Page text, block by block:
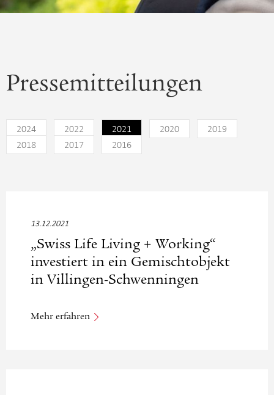
Pressemitteilungen
2024 2022 2021 2020
2019
2018
2017 2016
„Swiss Life Living + Working“
investiert in ein Gemischtobjekt
in Villingen-Schwenningen
13.12.2021
Mehr erfahren